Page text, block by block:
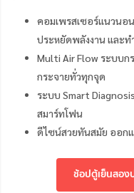
คอมเพรสเซอร์แนวนอ
ประหยัดพลังงาน และท
Multi Air Flow ระบบก
กระจายทั่วทุกจุด
ระบบ Smart
สมาร์ทโฟน
ดีไซน์สวยทันสมัย ออก
ช้อปตู้เย็นสอง